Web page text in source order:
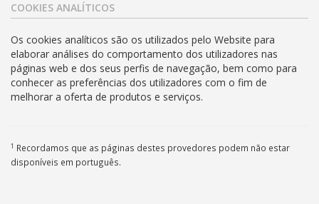
COOKIES ANALÍTICOS
Os cookies analíticos são os utilizados pelo Website para
elaborar análises do comportamento dos utilizadores nas
páginas web e dos seus perfis de navegação, bem como para
conhecer as preferências dos utilizadores com o fim de
melhorar a oferta de produtos e serviços.
1 Recordamos que as páginas destes provedores podem não estar
disponíveis em português.